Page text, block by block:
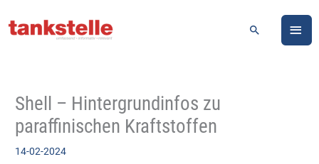
Inhalt
Suchen
Shell – Hintergrundinfos zu
paraffinischen Kraftstoffen
14-02-2024